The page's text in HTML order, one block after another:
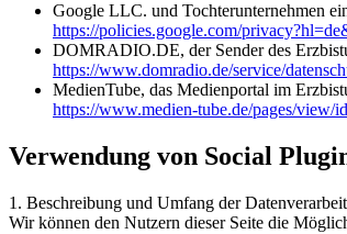
Google LLC. und Tochterunternehmen
https://policies.google.com/
DOMRADIO.DE, der Sender des
https://www.domradio.de/service/
MedienTube, das Medienportal im
https://www.medien-tube.de/pages/view/
Verwendung von Social
1. Beschreibung und Umfang der
Wir können den Nutzern dieser Seite die